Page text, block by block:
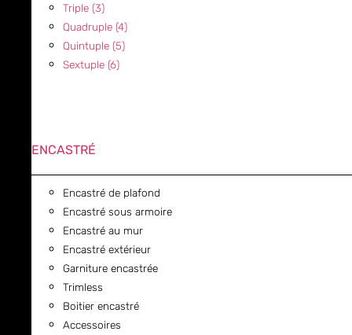
Triple (3)
Quadruple (4)
Quintuple (5)
Sextuple (6)
ENCASTRÉ
Encastré de plafond
Encastré sous armoire
Encastré au mur
Encastré extérieur
Garniture encastrée
Trimless
Boitier encastré
Accessoires